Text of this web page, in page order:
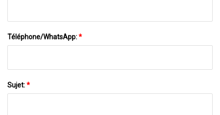
Téléphone/WhatsApp:*
Sujet:*